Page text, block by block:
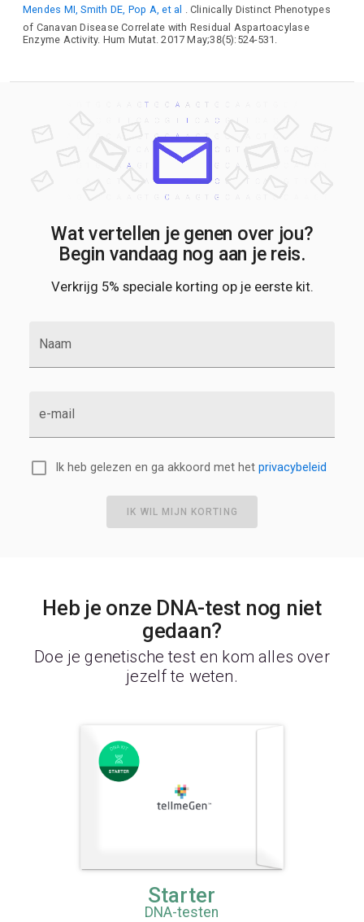
Mendes MI, Smith DE, Pop A, et al . Clinically Distinct Phenotypes
of Canavan Disease Correlate with Residual Aspartoacylase
Enzyme Activity. Hum Mutat. 2017 May;38(5):524-531.
Wat vertellen je genen over jou?
Begin vandaag nog aan je reis.
Verkrijg 5% speciale korting op je eerste kit.
Naam
e-mail
Ik heb gelezen en ga akkoord met het privacybeleid
IK WIL MIJN KORTING
Heb je onze DNA-test nog niet
gedaan?
Doe je genetische test en kom alles over
jezelf te weten.
Starter
DNA-testen